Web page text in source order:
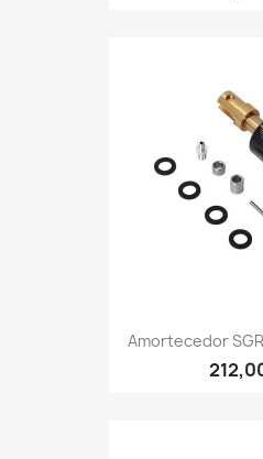
Amortecedor